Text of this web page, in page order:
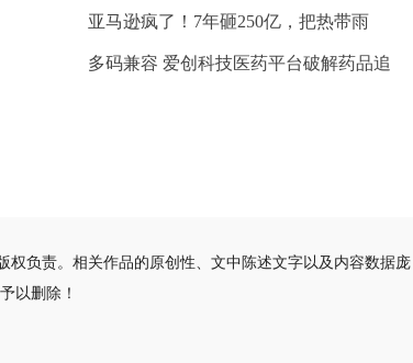
亚马逊疯了！7年砸250亿，把热带雨
多码兼容 爱创科技医药平台破解药品追
负责。相关作品的原创性、文中陈述文字以及内容数据庞
以删除！